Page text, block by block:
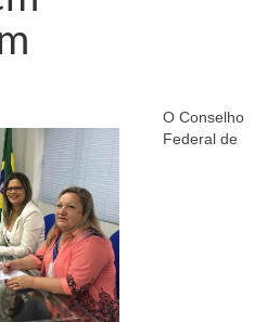
ao Cidadão
Prestação de Contas
2027-2029
O Conselho
Federal de